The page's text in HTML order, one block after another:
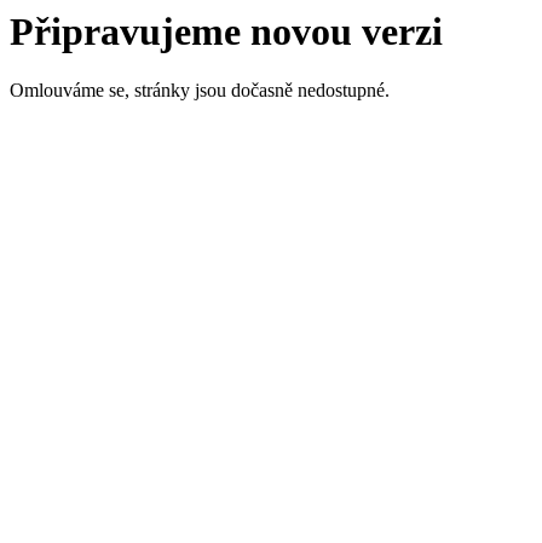
Připravujeme novou verzi
Omlouváme se, stránky jsou dočasně nedostupné.